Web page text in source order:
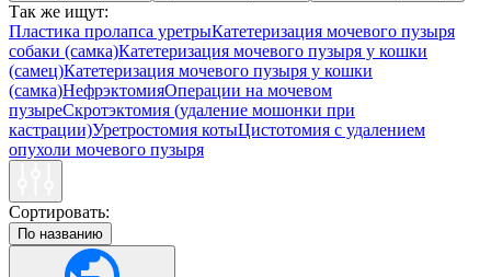
Так же ищут:
Пластика пролапса уретрыКатетеризация мочевого пузыря
собаки (самка)Катетеризация мочевого пузыря у кошки
(самец)Катетеризация мочевого пузыря у кошки
(самка)НефрэктомияОперации на мочевом
пузыреСкротэктомия (удаление мошонки при
кастрации)Уретростомия котыЦистотомия с удалением
опухоли мочевого пузыря
Сортировать:
По названию